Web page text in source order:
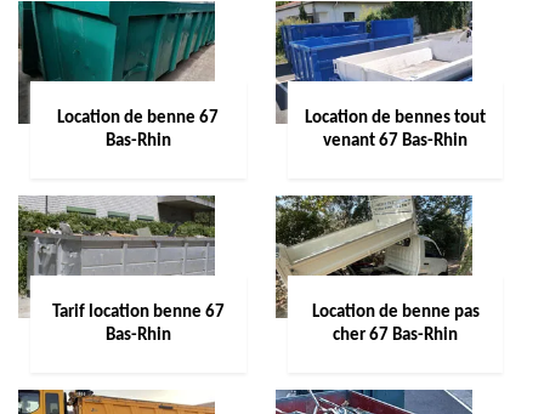
Location de benne 67
Bas-Rhin
Location de bennes tout
venant 67 Bas-Rhin
Tarif location benne 67
Bas-Rhin
Location de benne pas
cher 67 Bas-Rhin